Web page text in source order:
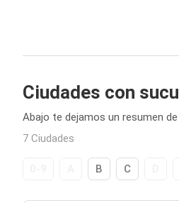
Ciudades con
Abajo te dejamos un resumen
7 Ciudades
B C